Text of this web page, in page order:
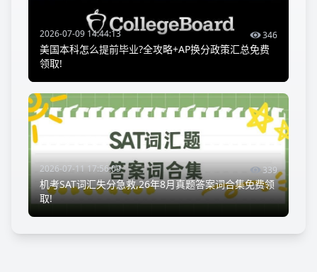
2026-07-09 14:44:13 346
美国本科怎么提前毕业?全攻略+AP换分政策汇总免费
领取!
2026-07-11 17:56:09 339
机考SAT词汇失分急救,26年8月真题答案词合集免费领
取!